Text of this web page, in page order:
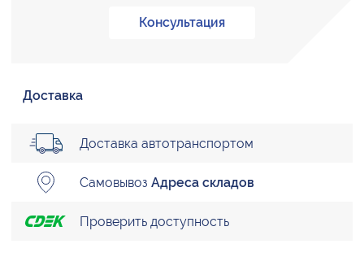
Консультация
Доставка
Доставка автотранспортом
Самовывоз Адреса складов
Проверить доступность